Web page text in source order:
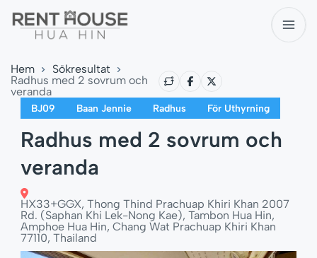
Hem
Sökresultat
Radhus med 2 sovrum och
veranda
BJ09 Baan Jennie Radhus För Uthyrning
Radhus med 2 sovrum och
veranda
HX33+GGX, Thong Thind Prachuap Khiri Khan 2007
Rd. (Saphan Khi Lek-Nong Kae), Tambon Hua Hin,
Amphoe Hua Hin, Chang Wat Prachuap Khiri Khan
77110, Thailand